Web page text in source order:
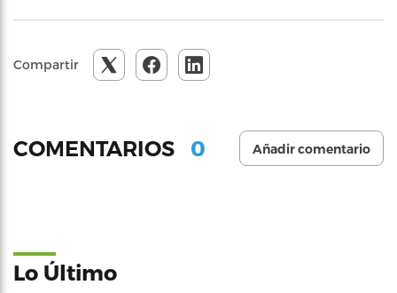
Compartir
COMENTARIOS 0 Añadir comentario
Lo Último